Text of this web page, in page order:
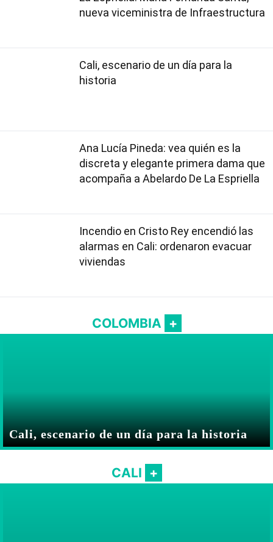
nueva viceministra de Infraestructura
Cali, escenario de un día para la
historia
Ana Lucía Pineda: vea quién es la
discreta y elegante primera dama que
acompaña a Abelardo De La Espriella
Incendio en Cristo Rey encendió las
alarmas en Cali: ordenaron evacuar
viviendas
COLOMBIA
Cali, escenario de un día para la historia
CALI